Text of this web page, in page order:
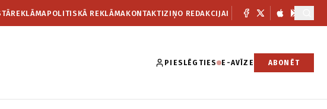
REKLĀMAPOLITISKĀ REKLĀMAKONTAKTIZIŅO REDAKCIJAI
PIESLĒGTIES E-AVĪZE ABONĒT